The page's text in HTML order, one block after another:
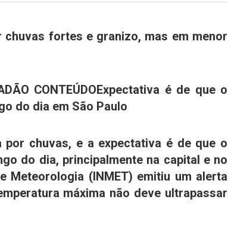
chuvas fortes e granizo, mas em menor
CONTEÚDOExpectativa é de que o
do dia em São Paulo
por chuvas, e a expectativa é de que o
do dia, principalmente na capital e no
Meteorologia (INMET) emitiu um alerta
máxima não deve ultrapassar